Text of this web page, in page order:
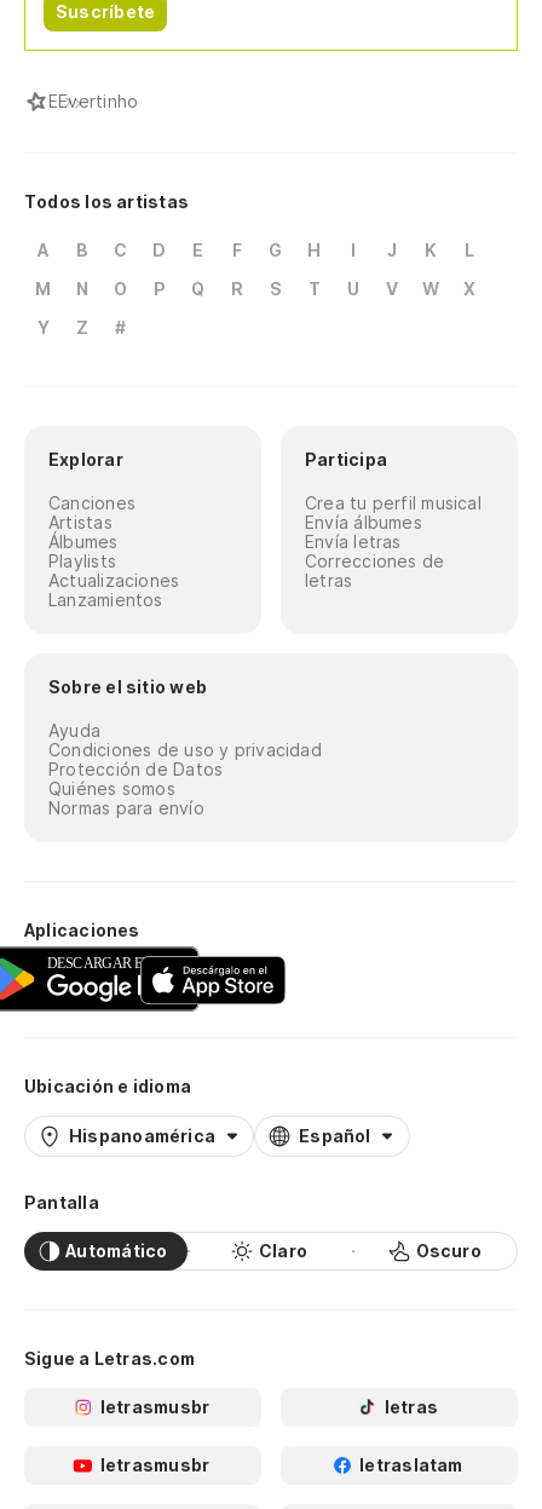
Suscríbete
EEvertinho
Todos los artistas
A B C D E F G H I J K
L
M
N O P Q R S T U V W
X
Y
Z #
Explorar
Canciones
Artistas
Álbumes
Playlists
Actualizaciones
Lanzamientos
Participa
Crea tu perfil musical
Envía álbumes
Envía letras
Correcciones de
letras
Sobre el sitio web
Ayuda
Condiciones de uso y privacidad
Protección de Datos
Quiénes somos
Normas para envío
Aplicaciones
Ubicación e idioma
Hispanoamérica Español
Pantalla
Automático Claro Oscuro
Sigue a Letras.com
letrasmusbr letras
letrasmusbr letraslatam